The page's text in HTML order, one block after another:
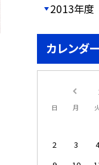
2013年度
カレンダー
日 月
2
3